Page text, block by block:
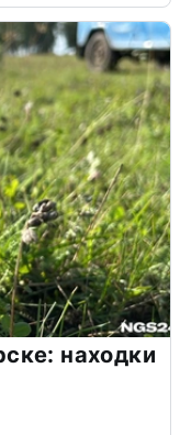
находки